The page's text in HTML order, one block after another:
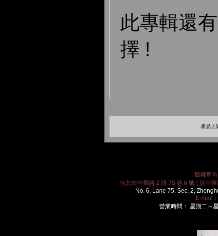
此專輯還
擇 !
產品上
版權所
台北市中華路 2 段 75 巷 6 號 ( 近中
No. 6, Lane 75, Sec. 2,
E-mail：
營業時間： 星期二～